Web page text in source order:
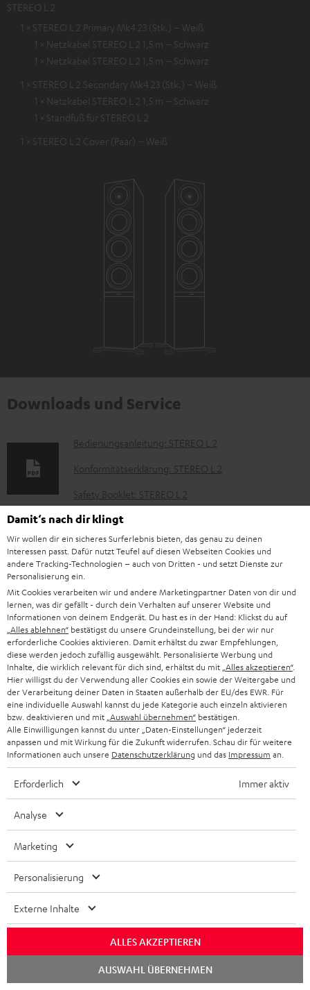
STEREO L 2
1 × STEREO L 2 Primary Mk4 23 (Stk.) – Weiß
1 × Netzkabel STEREO L 2 1,5 m – Schwarz
1 × Netzkabel STEREO L 2 1,5 m – Schwarz
1 × STEREO L 2 Secondary Mk4 23 (Stk.) – Weiß
1 × Netzkabel STEREO L 2 1,5 m – Schwarz
1 × Standfuß für STEREO L 2
1 × STEREO L 2 Cover (Paar) – Weiß
Downloads und Service
D
o
u
m
e
n
t
e
z
u
m
H
e
r
u
n
t
r
l
a
e
Bedienungsanleitung: STEREO L 2
Konformitätserklärung: STEREO L 2
Safety Booklet: STEREO L 2
p
a
g
e
.
p
r
o
d
u
c
t
.
u
p
p
o
r
.
l
Teufel Home App - Apple App Store
Teufel Home App - Google Play
P
r
o
d
u
k
t
F
Q
s
Hilfe zu diesem Produkt
I
n
f
o
r
a
t
i
o
n
Versandinfos
I
f
o
r
m
a
Gesetzliche Gewährleistung
E
e
r
Elektrogeräte Rücknahme
A
u
Audio-Lexikon: Fachbegriffe schnell erklärt
Damit‘s nach dir klingt
Wir wollen dir ein sicheres Surferlebnis bieten, das genau zu deinen
Interessen passt. Dafür nutzt Teufel auf diesen Webseiten Cookies und
andere Tracking-Technologien – auch von Dritten - und setzt Dienste zur
Personalisierung ein.
Mit Cookies verarbeiten wir und andere Marketingpartner Daten von dir und
lernen, was dir gefällt - durch dein Verhalten auf unserer Website und
Informationen von deinem Endgerät. Du hast es in der Hand: Klickst du auf
„Alles ablehnen“ bestätigst du unsere Grundeinstellung, bei der wir nur
erforderliche Cookies aktivieren. Damit erhältst du zwar Empfehlungen,
diese werden jedoch zufällig ausgewählt. Personalisierte Werbung und
Inhalte, die wirklich relevant für dich sind, erhältst du mit „Alles akzeptieren“.
Hier willigst du der Verwendung aller Cookies ein sowie der Weitergabe und
der Verarbeitung deiner Daten in Staaten außerhalb der EU/des EWR. Für
eine individuelle Auswahl kannst du jede Kategorie auch einzeln aktivieren
bzw. deaktivieren und mit „Auswahl übernehmen“ bestätigen.
Alle Einwilligungen kannst du unter „Daten-Einstellungen“ jederzeit
anpassen und mit Wirkung für die Zukunft widerrufen. Schau dir für weitere
Informationen auch unsere Datenschutzerklärung und das Impressum an.
Erforderlich Immer aktiv
Analyse
Marketing
Personalisierung
Externe Inhalte
ALLES AKZEPTIEREN
AUSWAHL ÜBERNEHMEN